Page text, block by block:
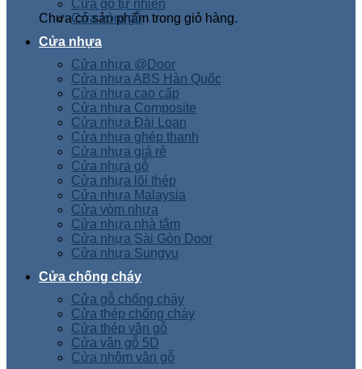
Chưa có sản phẩm trong giỏ hàng.
Cửa gỗ tự nhiên
Cửa vòm gỗ
Cửa nhựa
Cửa nhựa @Door
Cửa nhựa ABS Hàn Quốc
Cửa nhựa cao cấp
Cửa nhựa Composite
Cửa nhựa Đài Loan
Cửa nhựa ghép thanh
Cửa nhựa giá rẻ
Cửa nhựa gỗ
Cửa nhựa lõi thép
Cửa nhựa Malaysia
Cửa vòm nhựa
Cửa nhựa nhà tắm
Cửa nhựa Sài Gòn Door
Cửa nhựa Sungyu
Cửa chống cháy
Cửa gỗ chống cháy
Cửa thép chống cháy
Cửa thép vân gỗ
Cửa vân gỗ 5D
Cửa nhôm vân gỗ